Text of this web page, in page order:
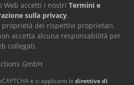
Web accetti i nostri Termini e
sulla privacy.
proprietà dei rispettivi proprietari.
accetta alcuna responsabilità per
collegati.
GmbH
e si applicano le direttive di